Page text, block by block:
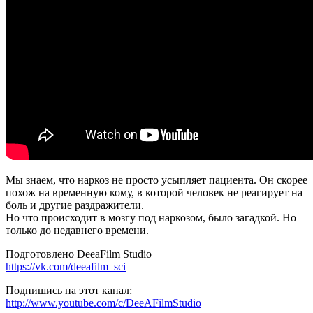
Мы знаем, что наркоз не просто усыпляет пациента. Он скорее
похож на временную кому, в которой человек не реагирует на
боль и другие раздражители.
Но что происходит в мозгу под наркозом, было загадкой. Но
только до недавнего времени.
Подготовлено DeeaFilm Studio
https://vk.com/deeafilm_sci
Подпишись на этот канал:
http://www.youtube.com/c/DeeAFilmStudio